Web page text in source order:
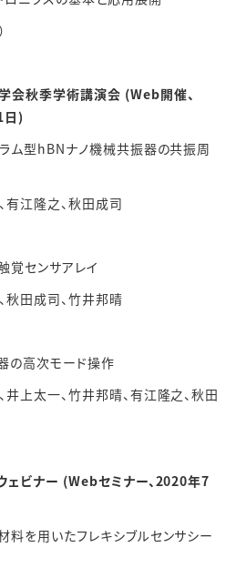
会秋季学術講演会 (Web開催、
)
型hBNナノ機械共振器の共振周
江隆之、秋田成司
センサアレイ
田成司、竹井邦晴
高次モード操作
太一、竹井邦晴、有江隆之、秋田
ェビナー (Webセミナー、2020年7
用いたフレキシブルセンサシー